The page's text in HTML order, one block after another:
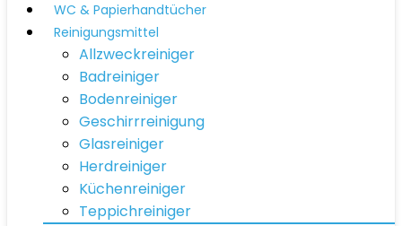
WC & Papierhandtücher
Reinigungsmittel
Allzweckreiniger
Badreiniger
Bodenreiniger
Geschirrreinigung
Glasreiniger
Herdreiniger
Küchenreiniger
Teppichreiniger